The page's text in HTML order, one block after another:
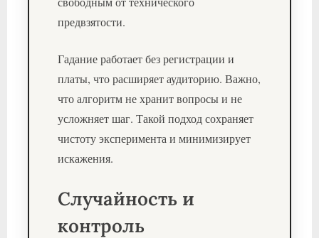
предвзятости.
Гадание работает без регистрации и
платы, что расширяет аудиторию. Важно,
что алгоритм не хранит вопросы и не
усложняет шаг. Такой подход сохраняет
чистоту эксперимента и минимизирует
искажения.
Случайность и
контроль